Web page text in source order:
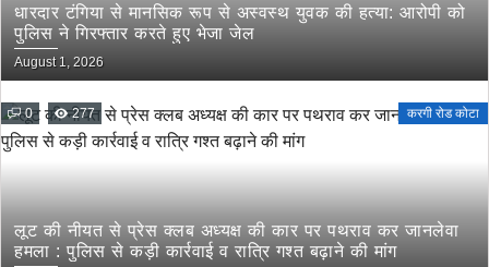
धारदार टंगिया से मानसिक रूप से अस्वस्थ युवक की हत्या: आरोपी को
पुलिस ने गिरफ्तार करते हुए भेजा जेल
August 1, 2026
0 277 करगी रोड कोटा
लूट की नीयत से प्रेस क्लब अध्यक्ष की कार पर पथराव कर जानलेवा
हमला : पुलिस से कड़ी कार्रवाई व रात्रि गश्त बढ़ाने की मांग